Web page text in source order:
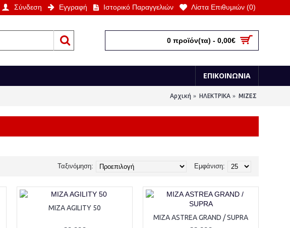
Σύνδεση Εγγραφή Ιστορικό Παραγγελιών Λίστα Επιθυμιών (0)
0 προϊόν(τα) - 0,00€
ΕΠΙΚΟΙΝΩΝΙΑ
Αρχική ΗΛΕΚΤΡΙΚΑ ΜΙΖΕΣ
Εμφάνιση:
Ταξινόμηση:
ΜΙΖΑ AGILITY 50
ΜΙΖΑ ASTREA GRAND / SUPRA